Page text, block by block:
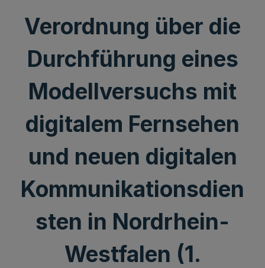
Verordnung über die
Durchführung eines
Modellversuchs mit
digitalem Fernsehen
und neuen digitalen
Kommunikationsdien
sten in Nordrhein-
Westfalen (1.